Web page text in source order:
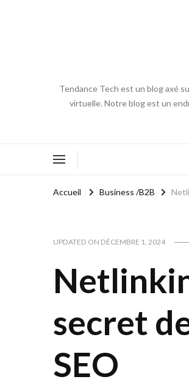
Tendance Tech est un blog axé
virtuelle. Notre blog est un
Accueil Business /B2B
UPDATED ON DÉCEMBRE 1, 2024
secret
SEO